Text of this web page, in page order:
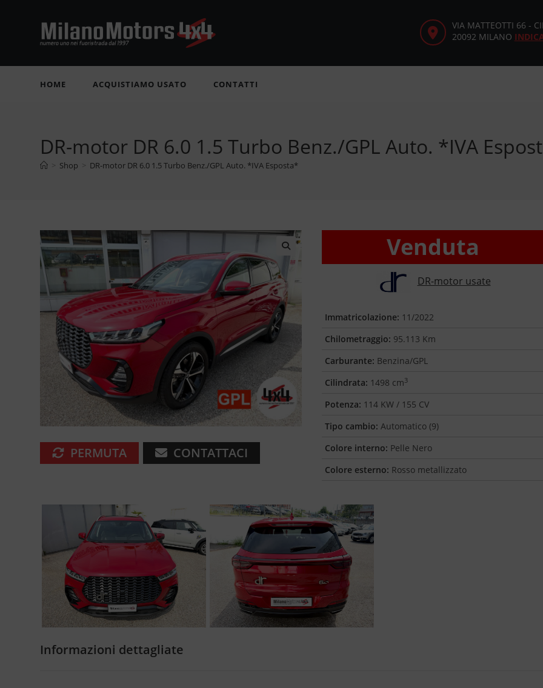
VIA MATTEOTTI 66 -
20092 MILANO
HOME ACQUISTIAMO USATO CONTATTI
DR-motor DR 6.0 1.5 Turbo Benz./GPL Auto. *IVA
> Shop > DR-motor DR 6.0 1.5 Turbo Benz./GPL Auto. *IVA Esposta*
🔍
PERMUTA CONTATTACI
Venduta
DR-motor usate
Immatricolazione: 11/2022
Chilometraggio: 95.113 Km
Carburante: Benzina/GPL
Cilindrata: 1498 cm3
Potenza: 114 KW / 155 CV
Tipo cambio: Automatico (9)
Colore interno: Pelle Nero
Colore esterno: Rosso metallizzato
Informazioni dettagliate